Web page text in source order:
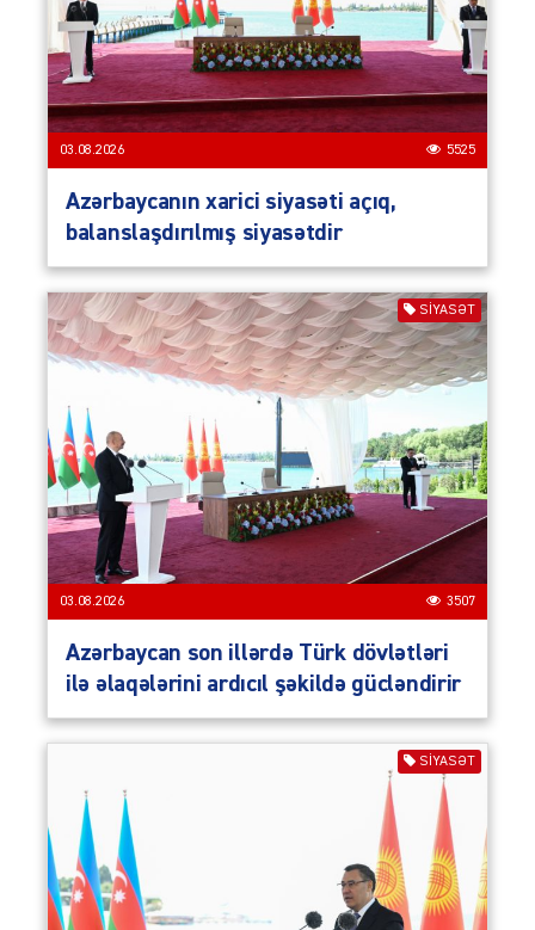
03.08.2026 5525
Azərbaycanın xarici siyasəti açıq,
balanslaşdırılmış siyasətdir
SIYASƏT
03.08.2026 3507
Azərbaycan son illərdə Türk dövlətləri
ilə əlaqələrini ardıcıl şəkildə gücləndirir
SIYASƏT